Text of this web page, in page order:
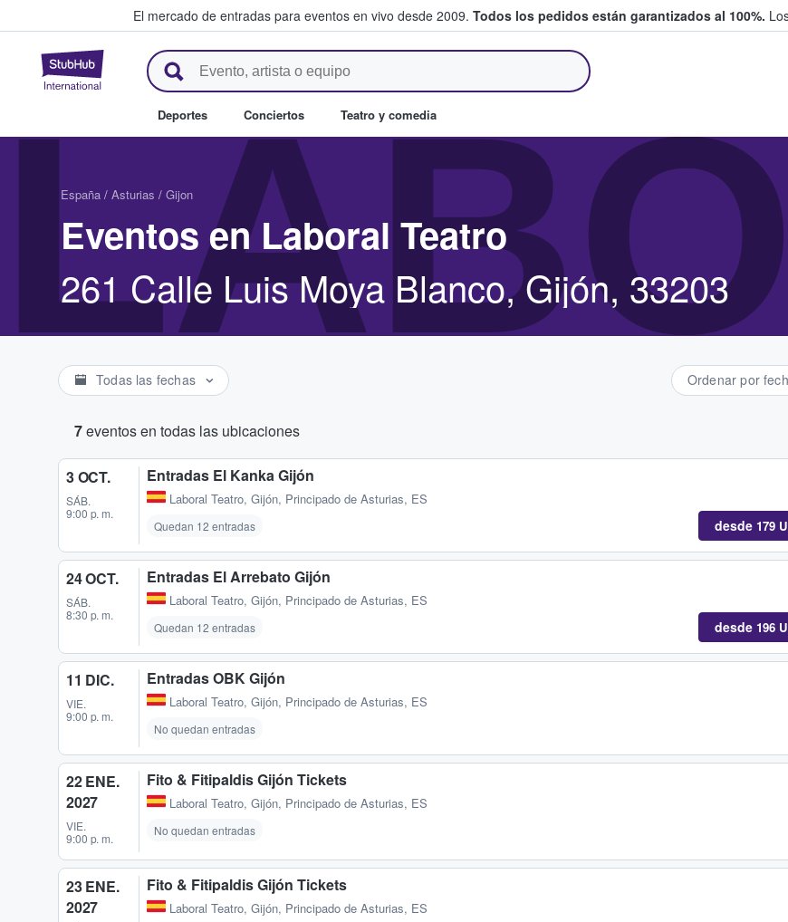
El mercado de entradas para eventos en vivo desde 2009. Todos los pedidos están garantizados al 100%.
StubHub: compra y venta de entradas entre fans
Deportes Conciertos Teatro y comedia
España / Asturias / Gijon
Eventos en Laboral Teatro
261 Calle Luis Moya Blanco, Gijón, 33203
Todas las fechas Ordenar por
7eventos en todas las ubicaciones
3 OCT.
SÁB.
9:00 p. m.
Entradas El Kanka Gijón
Laboral Teatro, Gijón, Principado de Asturias, ES
Quedan 12 entradas desde 179
24 OCT.
SÁB.
8:30 p. m.
Entradas El Arrebato Gijón
Laboral Teatro, Gijón, Principado de Asturias, ES
Quedan 12 entradas desde 196
11 DIC.
VIE.
9:00 p. m.
Entradas OBK Gijón
Laboral Teatro, Gijón, Principado de Asturias, ES
No quedan entradas
22 ENE.
2027
VIE.
9:00 p. m.
Fito & Fitipaldis Gijón Tickets
Laboral Teatro, Gijón, Principado de Asturias, ES
No quedan entradas
23 ENE.
2027
Fito & Fitipaldis Gijón Tickets
Laboral Teatro, Gijón, Principado de Asturias, ES